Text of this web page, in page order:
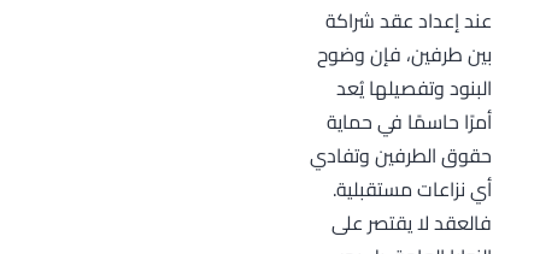
عند إعداد عقد شراكة
بين طرفين، فإن وضوح
البنود وتفصيلها يُعد
أمرًا حاسمًا في حماية
حقوق الطرفين وتفادي
أي نزاعات مستقبلية.
فالعقد لا يقتصر على